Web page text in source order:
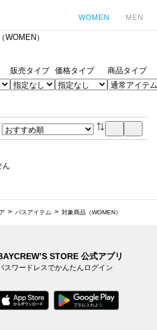
WOMEN MEN
WOMEN）
販売タイプ 価格タイプ 商品タイプ
ん
バスアイテム 対象商品（WOMEN）
STORE 公式アプリ
スワードレスでかんたんログイン